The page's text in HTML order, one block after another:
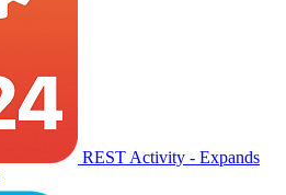
REST Activity - Expands